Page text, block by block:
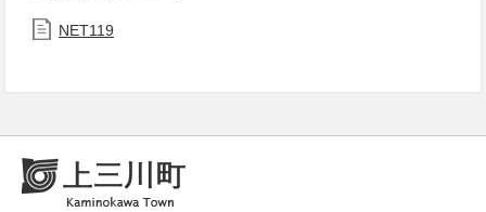
NET119